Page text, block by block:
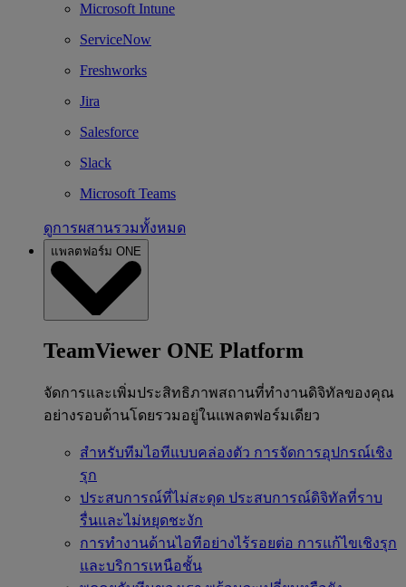
Microsoft Intune
ServiceNow
Freshworks
Jira
Salesforce
Slack
Microsoft Teams
ดูการผสานรวมทั้งหมด
แพลตฟอร์ม ONE
TeamViewer ONE Platform
จัดการและเพิ่มประสิทธิภาพสถานที่ทำงานดิจิทัลของคุณ
อย่างรอบด้านโดยรวมอยู่ในแพลตฟอร์มเดียว
สำหรับทีมไอทีแบบคล่องตัว การจัดการอุปกรณ์เชิง
รุก
ประสบการณ์ที่ไม่สะดุด ประสบการณ์ดิจิทัลที่ราบ
รื่นและไม่หยุดชะงัก
การทำงานด้านไอทีอย่างไร้รอยต่อ การแก้ไขเชิงรุก
และบริการเหนือชั้น